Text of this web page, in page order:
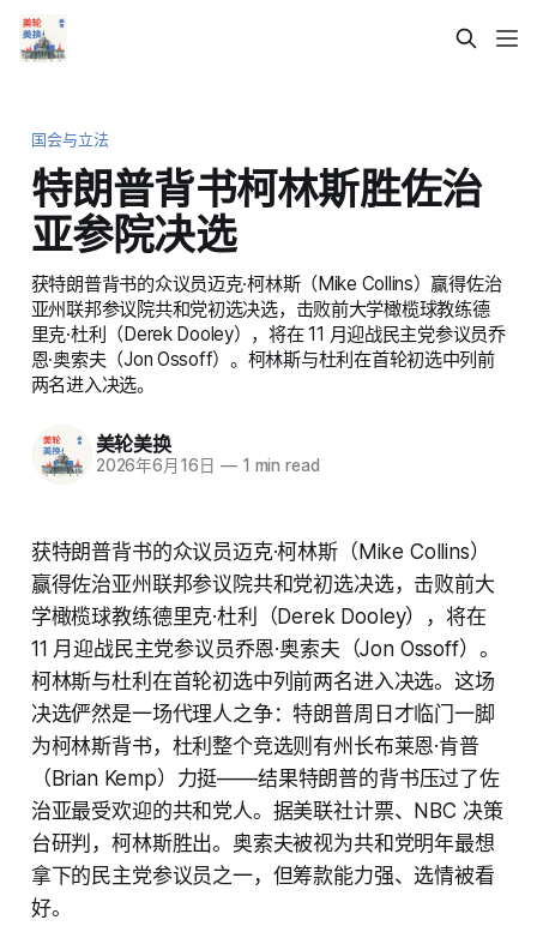
国会与立法
特朗普背书柯林斯胜佐治
亚参院决选
获特朗普背书的众议员迈克·柯林斯（Mike Collins）赢得佐治
亚州联邦参议院共和党初选决选，击败前大学橄榄球教练德
里克·杜利（Derek Dooley），将在 11 月迎战民主党参议员乔
恩·奥索夫（Jon Ossoff）。柯林斯与杜利在首轮初选中列前
两名进入决选。
美轮美换
2026年6月16日 —1 min read
获特朗普背书的众议员迈克·柯林斯（Mike Collins）
赢得佐治亚州联邦参议院共和党初选决选，击败前大
学橄榄球教练德里克·杜利（Derek Dooley），将在
11 月迎战民主党参议员乔恩·奥索夫（Jon Ossoff）。
柯林斯与杜利在首轮初选中列前两名进入决选。这场
决选俨然是一场代理人之争：特朗普周日才临门一脚
为柯林斯背书，杜利整个竞选则有州长布莱恩·肯普
（Brian Kemp）力挺——结果特朗普的背书压过了佐
治亚最受欢迎的共和党人。据美联社计票、NBC 决策
台研判，柯林斯胜出。奥索夫被视为共和党明年最想
拿下的民主党参议员之一，但筹款能力强、选情被看
好。